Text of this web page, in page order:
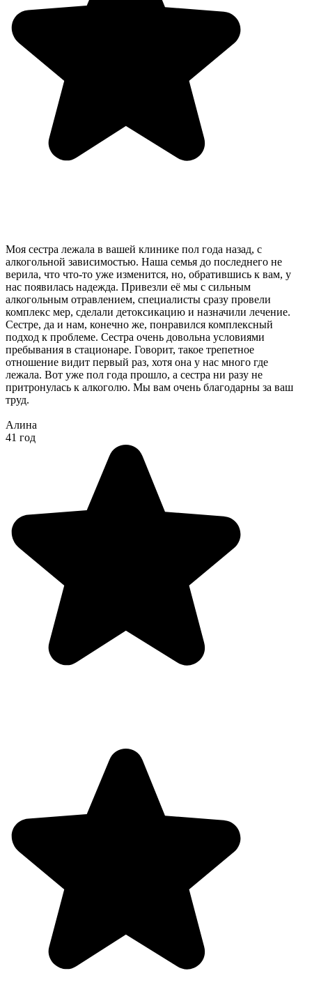
Моя сестра лежала в вашей клинике пол года назад, с
алкогольной зависимостью. Наша семья до последнего не
верила, что что-то уже изменится, но, обратившись к вам, у
нас появилась надежда. Привезли её мы с сильным
алкогольным отравлением, специалисты сразу провели
комплекс мер, сделали детоксикацию и назначили лечение.
Сестре, да и нам, конечно же, понравился комплексный
подход к проблеме. Сестра очень довольна условиями
пребывания в стационаре. Говорит, такое трепетное
отношение видит первый раз, хотя она у нас много где
лежала. Вот уже пол года прошло, а сестра ни разу не
притронулась к алкоголю. Мы вам очень благодарны за ваш
труд.
Алина
41 год